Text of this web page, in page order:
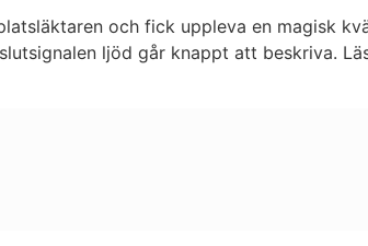
och fick uppleva en magisk
ljöd går knappt att beskriva.